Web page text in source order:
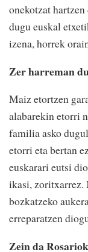
onekotzat
dugu euskal
izena, horrek
Zer harreman
Maiz etortzen
alabarekin etorri
familia asko
etorri eta bertan
euskarari eutsi
ikasi, zoritxarrez.
bozkatzeko
erreparatzen
Zein da